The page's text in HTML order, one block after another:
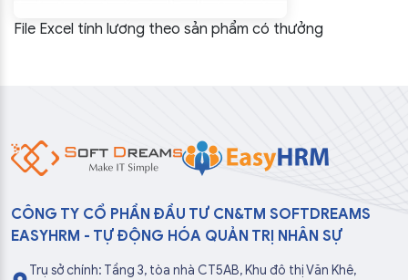
File Excel tính lương theo sản phẩm có thưởng
CÔNG TY CỔ PHẦN ĐẦU TƯ CN&TM SOFTDREAMS
EASYHRM - TỰ ĐỘNG HÓA QUẢN TRỊ NHÂN SỰ
Trụ sở chính: Tầng 3, tòa nhà CT5AB, Khu đô thị Văn Khê,